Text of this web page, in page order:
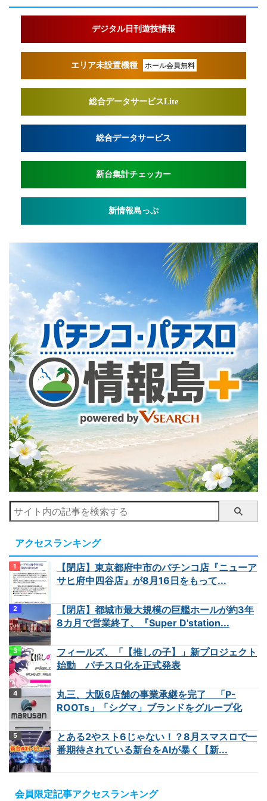
デジタル日刊遊技情報
エリア未設置機種 ホール会員無料
総合データサービスLite
総合データサービス
新台集計チェッカー
新情報島っぷ
アクセスランキング
【閉店】東京都府中市のパチンコ店『ニューア
サヒ府中四谷店』が8月16日をもって...
【閉店】都城市最大規模の巨艦ホールが約3年
8カ月で営業終了、『Super D'station...
フィールズ、「【推しの子】」新プロジェクト
始動 パチスロ化を正式発表
丸三、大阪6店舗の事業承継を完了 「P-
ROOTs」「シグマ」ブランドをグループ化
とある2やスト6じゃない！？8月スマスロで一
番期待されている新台をAIが暴く【新...
会員限定記事アクセスランキング